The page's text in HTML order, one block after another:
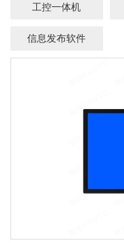
工控一体机
信息发布软件